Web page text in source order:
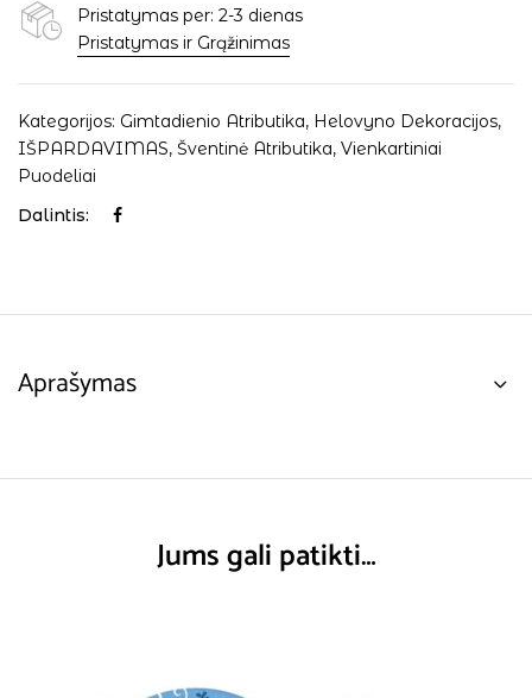
Pristatymas per: 2-3 dienas
Pristatymas ir Grąžinimas
Kategorijos: Gimtadienio Atributika, Helovyno Dekoracijos,
IŠPARDAVIMAS, Šventinė Atributika, Vienkartiniai
Puodeliai
Dalintis:
Aprašymas
Jums gali patikti…